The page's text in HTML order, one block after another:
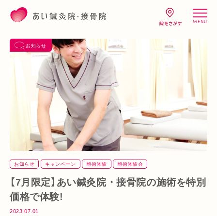
MENU
お知らせ
お知らせ キャンペーン 施術体験 施術体験会
【7月限定】あい鍼灸院・接骨院の施術を特別
価格で体験!
2023.07.01